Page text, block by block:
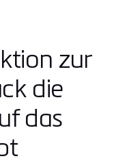
zur
die
das